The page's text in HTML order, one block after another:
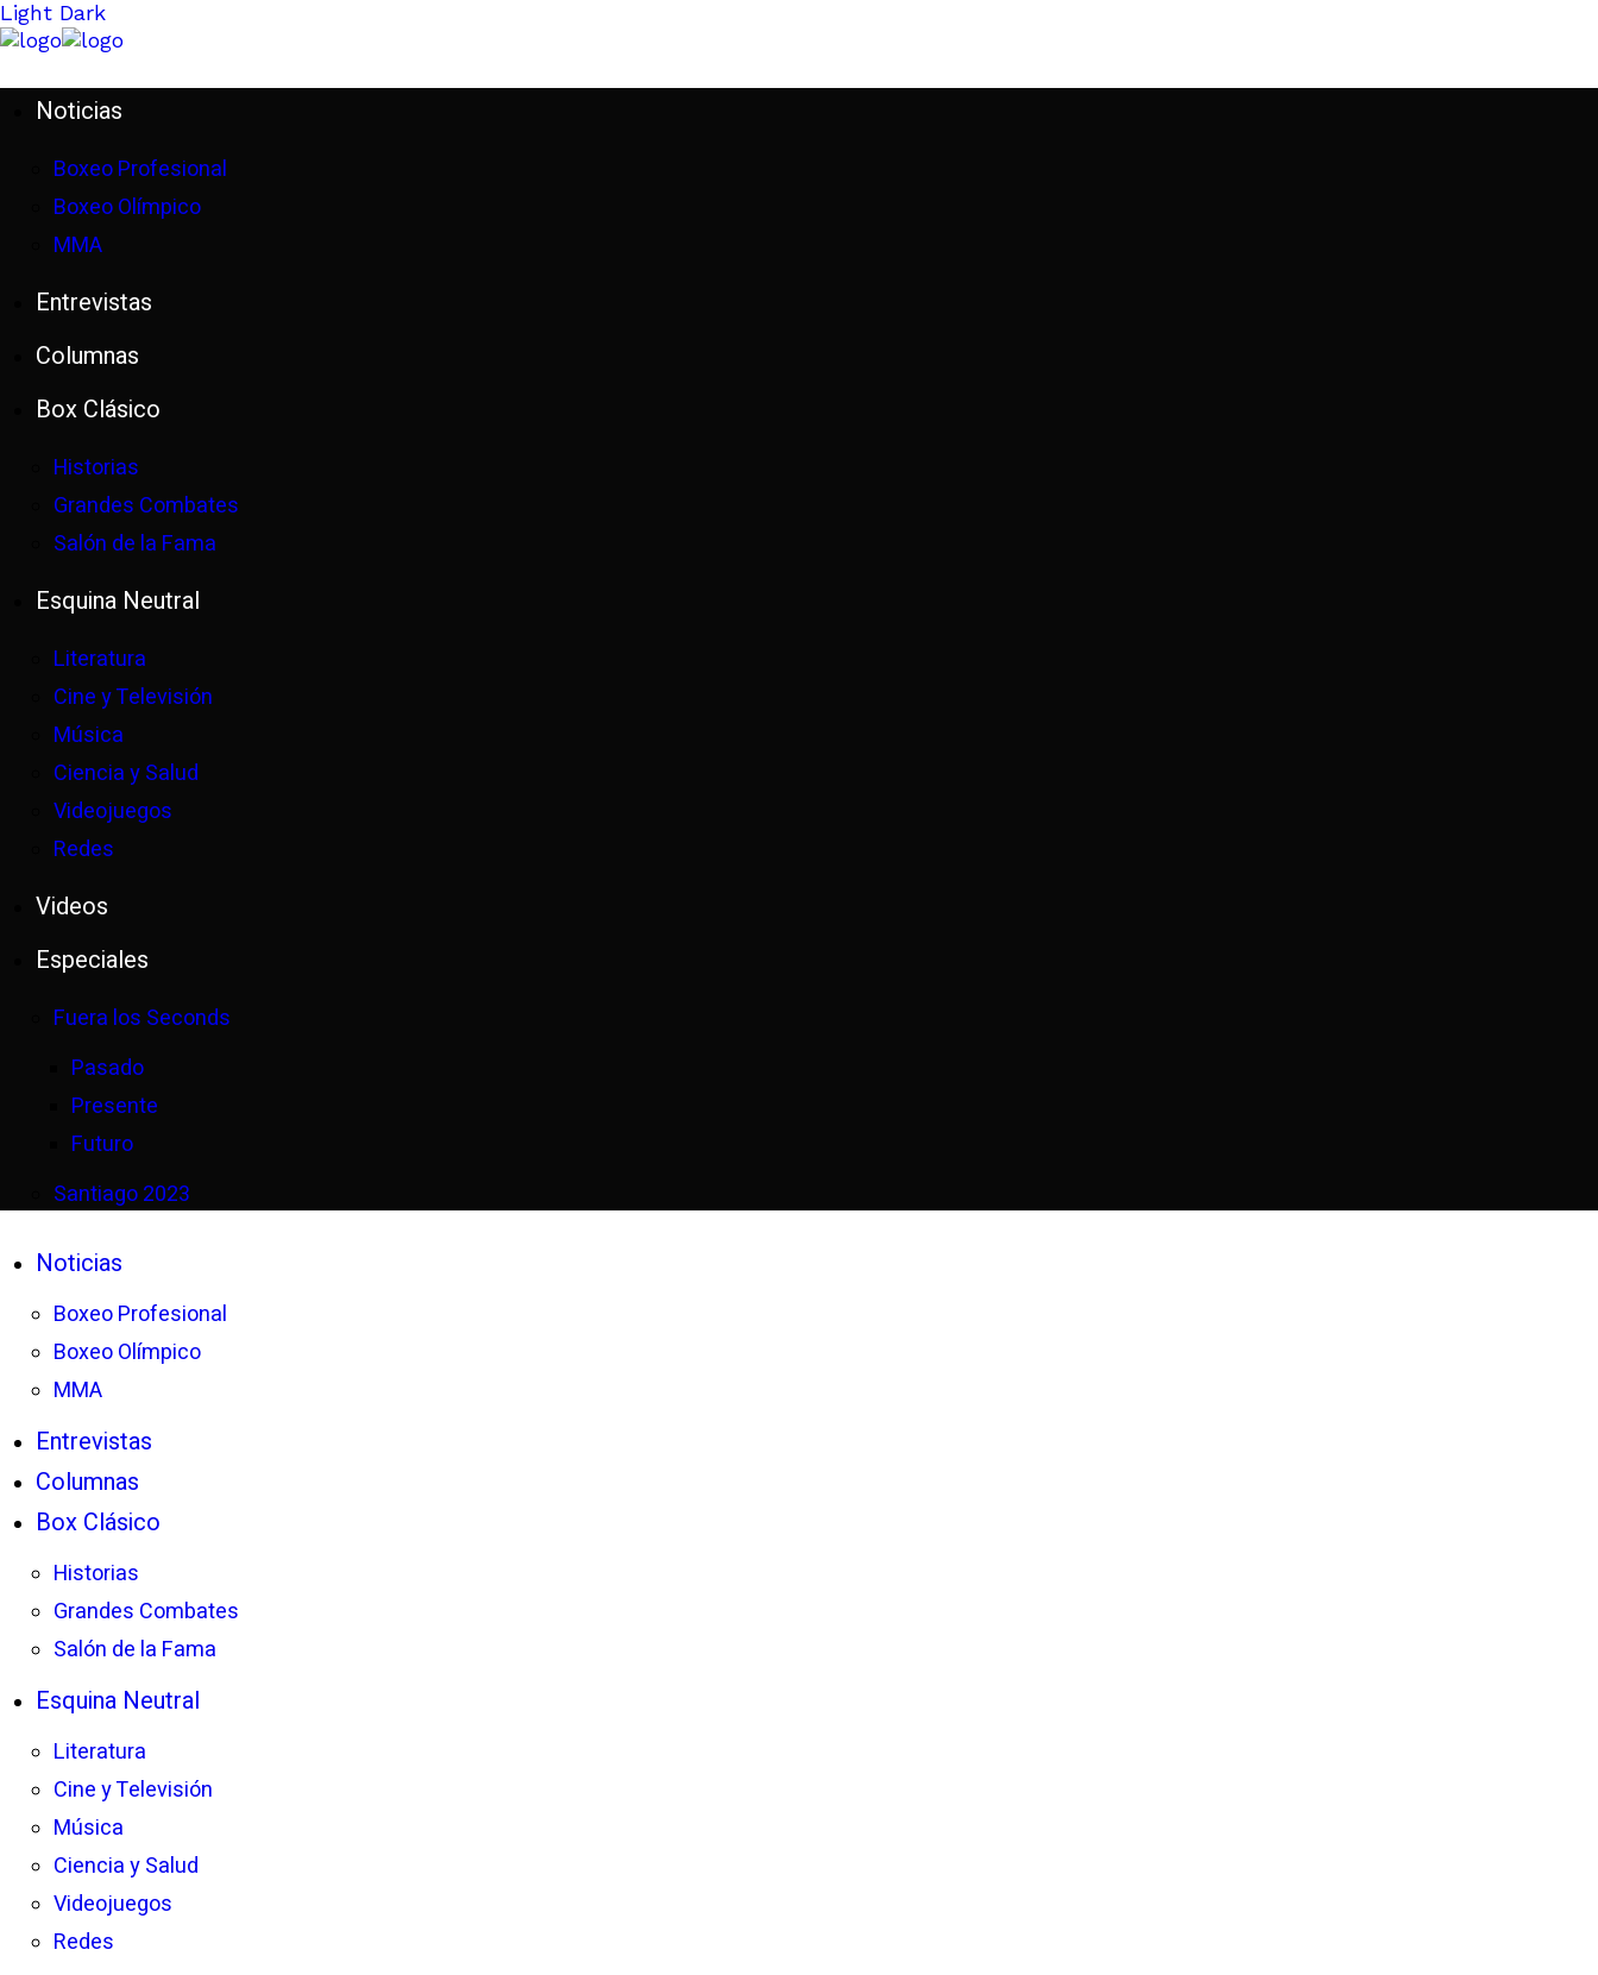
Light Dark
Noticias
Boxeo Profesional
Boxeo Olímpico
MMA
Entrevistas
Columnas
Box Clásico
Historias
Grandes Combates
Salón de la Fama
Esquina Neutral
Literatura
Cine y Televisión
Música
Ciencia y Salud
Videojuegos
Redes
Videos
Especiales
Fuera los Seconds
Pasado
Presente
Futuro
Santiago 2023
Noticias
Boxeo Profesional
Boxeo Olímpico
MMA
Entrevistas
Columnas
Box Clásico
Historias
Grandes Combates
Salón de la Fama
Esquina Neutral
Literatura
Cine y Televisión
Música
Ciencia y Salud
Videojuegos
Redes